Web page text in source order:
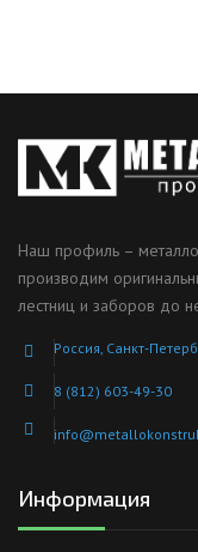
Наш профиль –
производим
лестниц и заборов до
Россия, Санкт-
8 (812) 603-49-30
Информация